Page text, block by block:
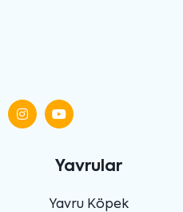
Yavrular
Yavru Köpek